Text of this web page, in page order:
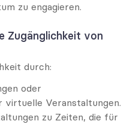
zu engagieren.
Zugänglichkeit von
durch:
oder
virtuelle Veranstaltungen.
zu Zeiten, die für